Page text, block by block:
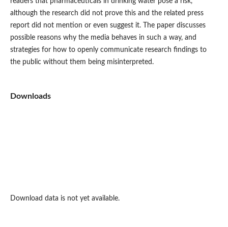
although the research did not prove this and the related press
report did not mention or even suggest it. The paper discusses
possible reasons why the media behaves in such a way, and
strategies for how to openly communicate research findings to
the public without them being misinterpreted.
Downloads
Download data is not yet available.